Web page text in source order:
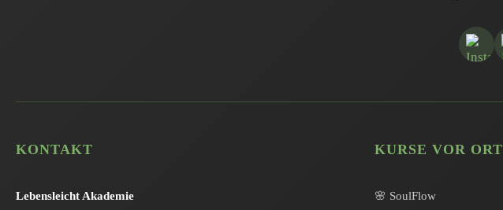
KONTAKT
Lebensleicht Akademie
KURSE VOR ORT
🌸 SoulFlow